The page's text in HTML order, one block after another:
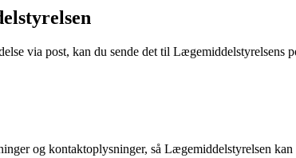
via post, kan du sende det til Lægemiddelstyrelsens
og kontaktoplysninger, så Lægemiddelstyrelsen